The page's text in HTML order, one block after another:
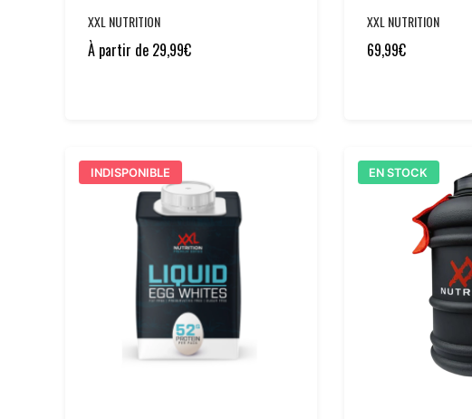
XXL NUTRITION
À partir de 29,99€
XXL NUTRITION
69,99€
INDISPONIBLE EN STOCK